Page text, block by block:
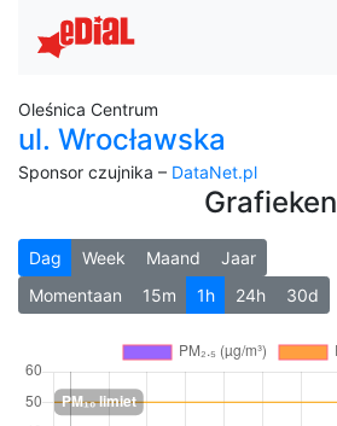
Oleśnica Centrum
ul. Wrocławska
Sponsor czujnika – DataNet.pl
Grafieken
Dag Week Maand
Jaar
Momentaan
15m 1h 24h 30d